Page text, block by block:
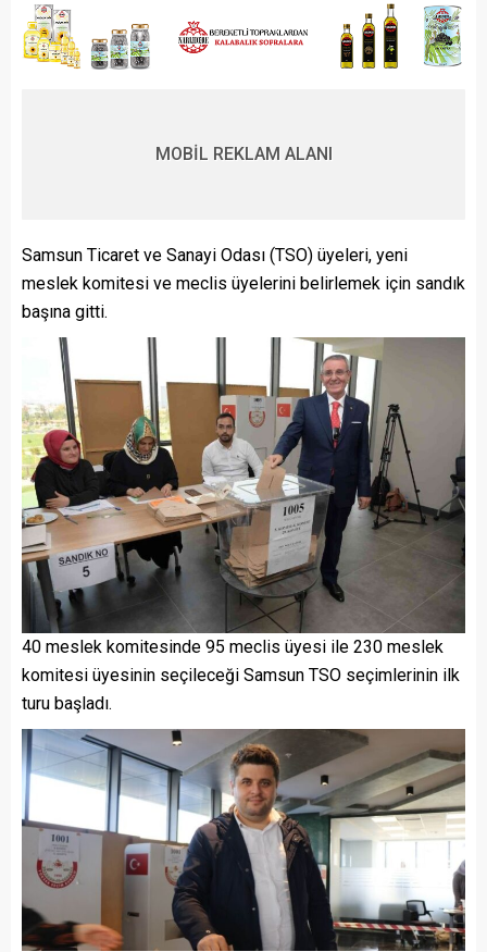
MOBİL REKLAM ALANI
Samsun Ticaret ve Sanayi Odası (TSO) üyeleri, yeni
meslek komitesi ve meclis üyelerini belirlemek için sandık
başına gitti.
40 meslek komitesinde 95 meclis üyesi ile 230 meslek
komitesi üyesinin seçileceği Samsun TSO seçimlerinin ilk
turu başladı.